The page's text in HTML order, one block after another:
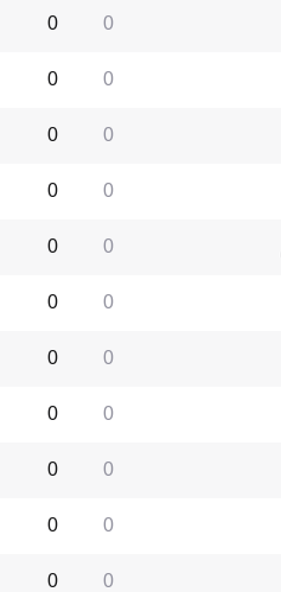
0
0
0
0
0
0
0
0
0
0
0
0
0
0
0
0
0
0
0
0
0
0